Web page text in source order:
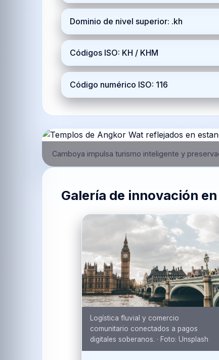
Dominio de nivel superior: .kh
Códigos ISO: KH / KHM
Código numérico ISO: 116
Camboya impulsa turismo inteligente y
Galería de innovación en
Logística fluvial y comercio
comunitario conectados a pagos
digitales soberanos. · Foto: Unsplash